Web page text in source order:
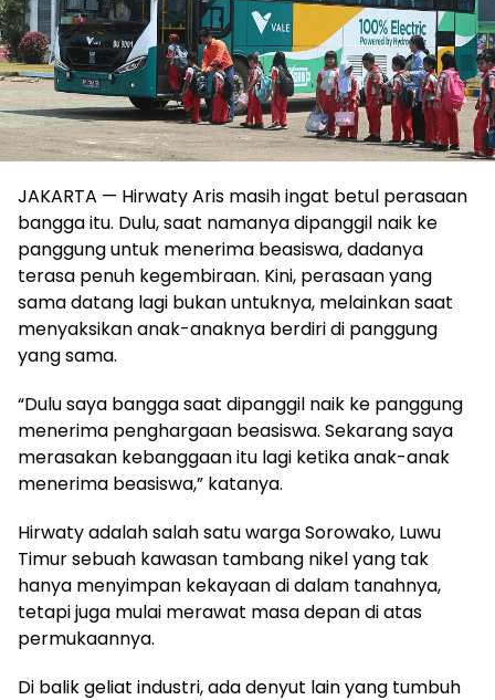
JAKARTA — Hirwaty Aris masih ingat betul perasaan
bangga itu. Dulu, saat namanya dipanggil naik ke
panggung untuk menerima beasiswa, dadanya
terasa penuh kegembiraan. Kini, perasaan yang
sama datang lagi bukan untuknya, melainkan saat
menyaksikan anak-anaknya berdiri di panggung
yang sama.
“Dulu saya bangga saat dipanggil naik ke panggung
menerima penghargaan beasiswa. Sekarang saya
merasakan kebanggaan itu lagi ketika anak-anak
menerima beasiswa,” katanya.
Hirwaty adalah salah satu warga Sorowako, Luwu
Timur sebuah kawasan tambang nikel yang tak
hanya menyimpan kekayaan di dalam tanahnya,
tetapi juga mulai merawat masa depan di atas
permukaannya.
Di balik geliat industri, ada denyut lain yang tumbuh